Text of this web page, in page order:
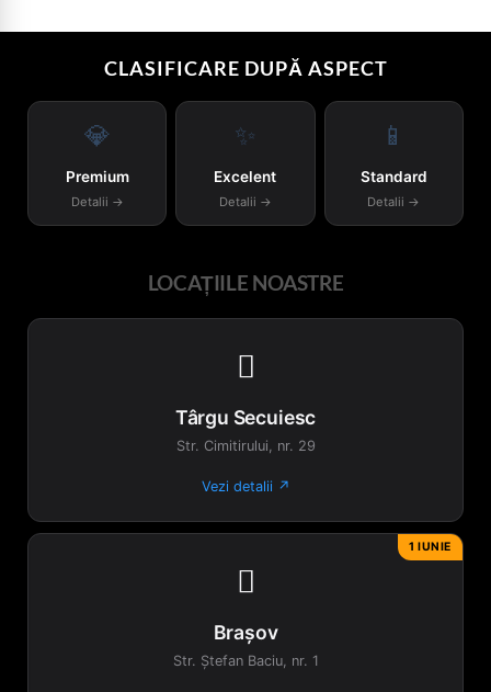
CLASIFICARE DUPĂ ASPECT
💎
Premium
Detalii →
✨
Excelent
Detalii →
📱
Standard
Detalii →
LOCAȚIILE NOASTRE

Târgu Secuiesc
Str. Cimitirului, nr. 29
Vezi detalii ↗
1 IUNIE

Brașov
Str. Ștefan Baciu, nr. 1